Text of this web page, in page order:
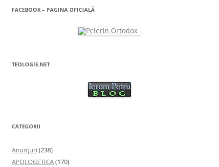
FACEBOOK – PAGINA OFICIALĂ
TEOLOGIE.NET
CATEGORII
Anunţuri(238)
APOLOGETICA(170)